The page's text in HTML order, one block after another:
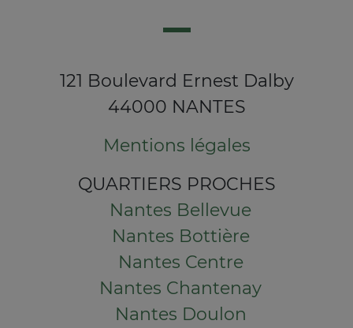
121 Boulevard Ernest Dalby
44000 NANTES
Mentions légales
QUARTIERS PROCHES
Nantes Bellevue
Nantes Bottière
Nantes Centre
Nantes Chantenay
Nantes Doulon